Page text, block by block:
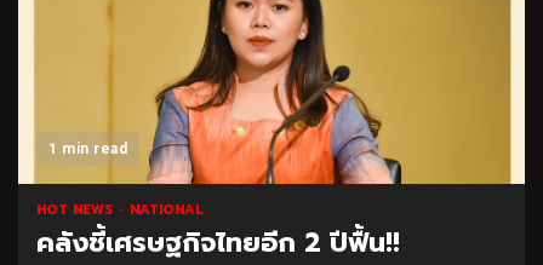
1 min read
HOT NEWS NATIONAL
คลังชี้เศรษฐกิจไทยอีก 2 ปีฟื้น!!